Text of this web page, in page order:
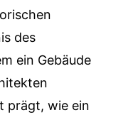
des
ein Gebäude
prägt, wie ein